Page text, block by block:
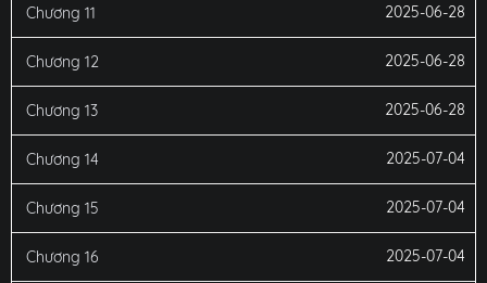
Chương 11 2025-06-28
Chương 12 2025-06-28
Chương 13 2025-06-28
Chương 14 2025-07-04
Chương 15 2025-07-04
Chương 16 2025-07-04